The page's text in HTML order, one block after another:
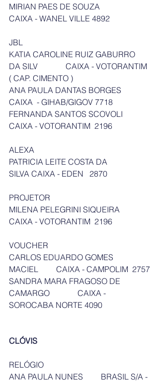
MIRIAN PAES DE SOUZA
CAIXA - WANEL VILLE 4892
JBL
KATIA CAROLINE RUIZ GABURRO
DA SILV              CAIXA - VOTORANTIM
( CAP. CIMENTO )
ANA PAULA DANTAS BORGES
CAIXA  - GIHAB/GIGOV 7718
FERNANDA SANTOS SCOVOLI
CAIXA - VOTORANTIM  2196
ALEXA
PATRICIA LEITE COSTA DA
SILVA CAIXA - EDEN   2870
PROJETOR
MILENA PELEGRINI SIQUEIRA
CAIXA - VOTORANTIM  2196
VOUCHER
CARLOS EDUARDO GOMES
MACIEL         CAIXA - CAMPOLIM  2757
SANDRA MARA FRAGOSO DE
CAMARGO              CAIXA -
SOROCABA NORTE 4090
CLÓVIS
RELÓGIO
ANA PAULA NUNES         BRASIL S/A -